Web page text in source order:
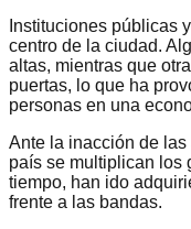
Instituciones públicas
centro de la ciudad.
altas, mientras que
puertas, lo que ha
personas en una
Ante la inacción de las
país se multiplican los
tiempo, han ido
frente a las bandas.